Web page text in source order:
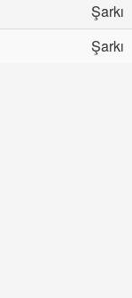
Şarkı
Şarkı